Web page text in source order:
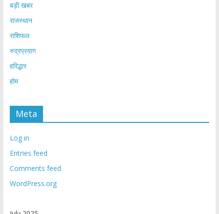
बड़ी खबर
राजस्थान
राशिफल
रुद्रप्रयाग
हरिद्धार
होम
Meta
Log in
Entries feed
Comments feed
WordPress.org